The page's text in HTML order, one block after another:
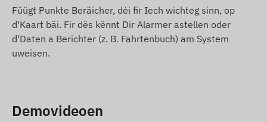
Füügt Punkte Beräicher, déi fir Iech wichteg sinn, op
d'Kaart bäi. Fir dës kënnt Dir Alarmer astellen oder
d'Daten a Berichter (z. B. Fahrtenbuch) am System
uweisen.
Demovideoen